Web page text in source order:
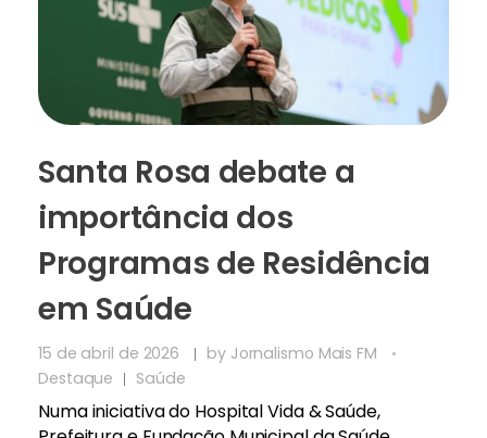
Santa Rosa debate a
importância dos
Programas de Residência
em Saúde
15 de abril de 2026 by Jornalismo Mais FM
Destaque
Saúde
Numa iniciativa do Hospital Vida & Saúde,